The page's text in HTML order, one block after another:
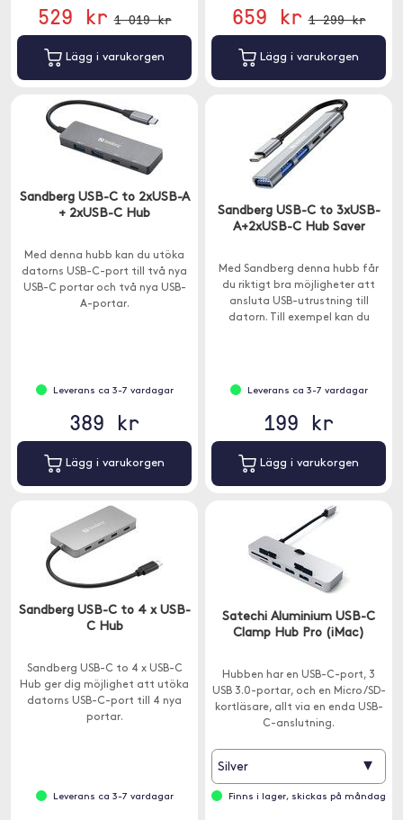
529 kr 1 019 kr
Lägg i varukorgen
659 kr 1 299 kr
Lägg i varukorgen
Sandberg USB-C to 2xUSB-A
+ 2xUSB-C Hub
Med denna hubb kan du utöka
datorns USB-C-port till två nya
USB-C portar och två nya USB-
A-portar.
Leverans ca 3-7 vardagar
389 kr
Lägg i varukorgen
Sandberg USB-C to 3xUSB-
A+2xUSB-C Hub Saver
Med Sandberg denna hubb får
du riktigt bra möjligheter att
ansluta USB-utrustning till
datorn. Till exempel kan du
Leverans ca 3-7 vardagar
199 kr
Lägg i varukorgen
Sandberg USB-C to 4 x USB-
C Hub
Sandberg USB-C to 4 x USB-C
Hub ger dig möjlighet att utöka
datorns USB-C-port till 4 nya
portar.
Leverans ca 3-7 vardagar
Satechi Aluminium USB-C
Clamp Hub Pro (iMac)
Hubben har en USB-C-port, 3
USB 3.0-portar, och en Micro/SD-
kortläsare, allt via en enda USB-
C-anslutning.
Silver ▾
Finns i lager, skickas på måndag